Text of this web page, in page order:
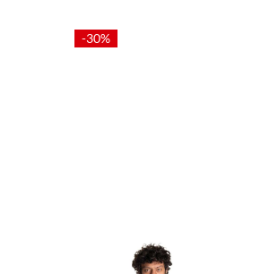
-30%